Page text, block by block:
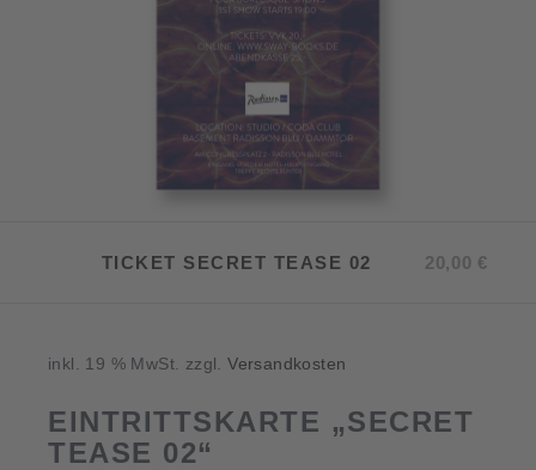
TICKET SECRET TEASE 02 20,00 €
inkl. 19 % MwSt. zzgl.Versandkosten
EINTRITTSKARTE „SECRET
TEASE 02“